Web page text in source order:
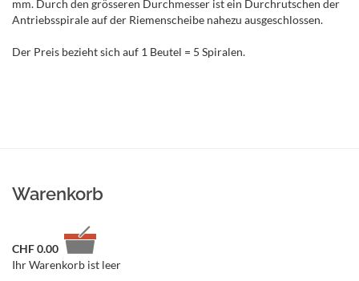
mm. Durch den grösseren Durchmesser ist ein Durchrutschen der
Antriebsspirale auf der Riemenscheibe nahezu ausgeschlossen.
Der Preis bezieht sich auf 1 Beutel = 5 Spiralen.
Warenkorb
CHF0.00
Ihr Warenkorb ist leer